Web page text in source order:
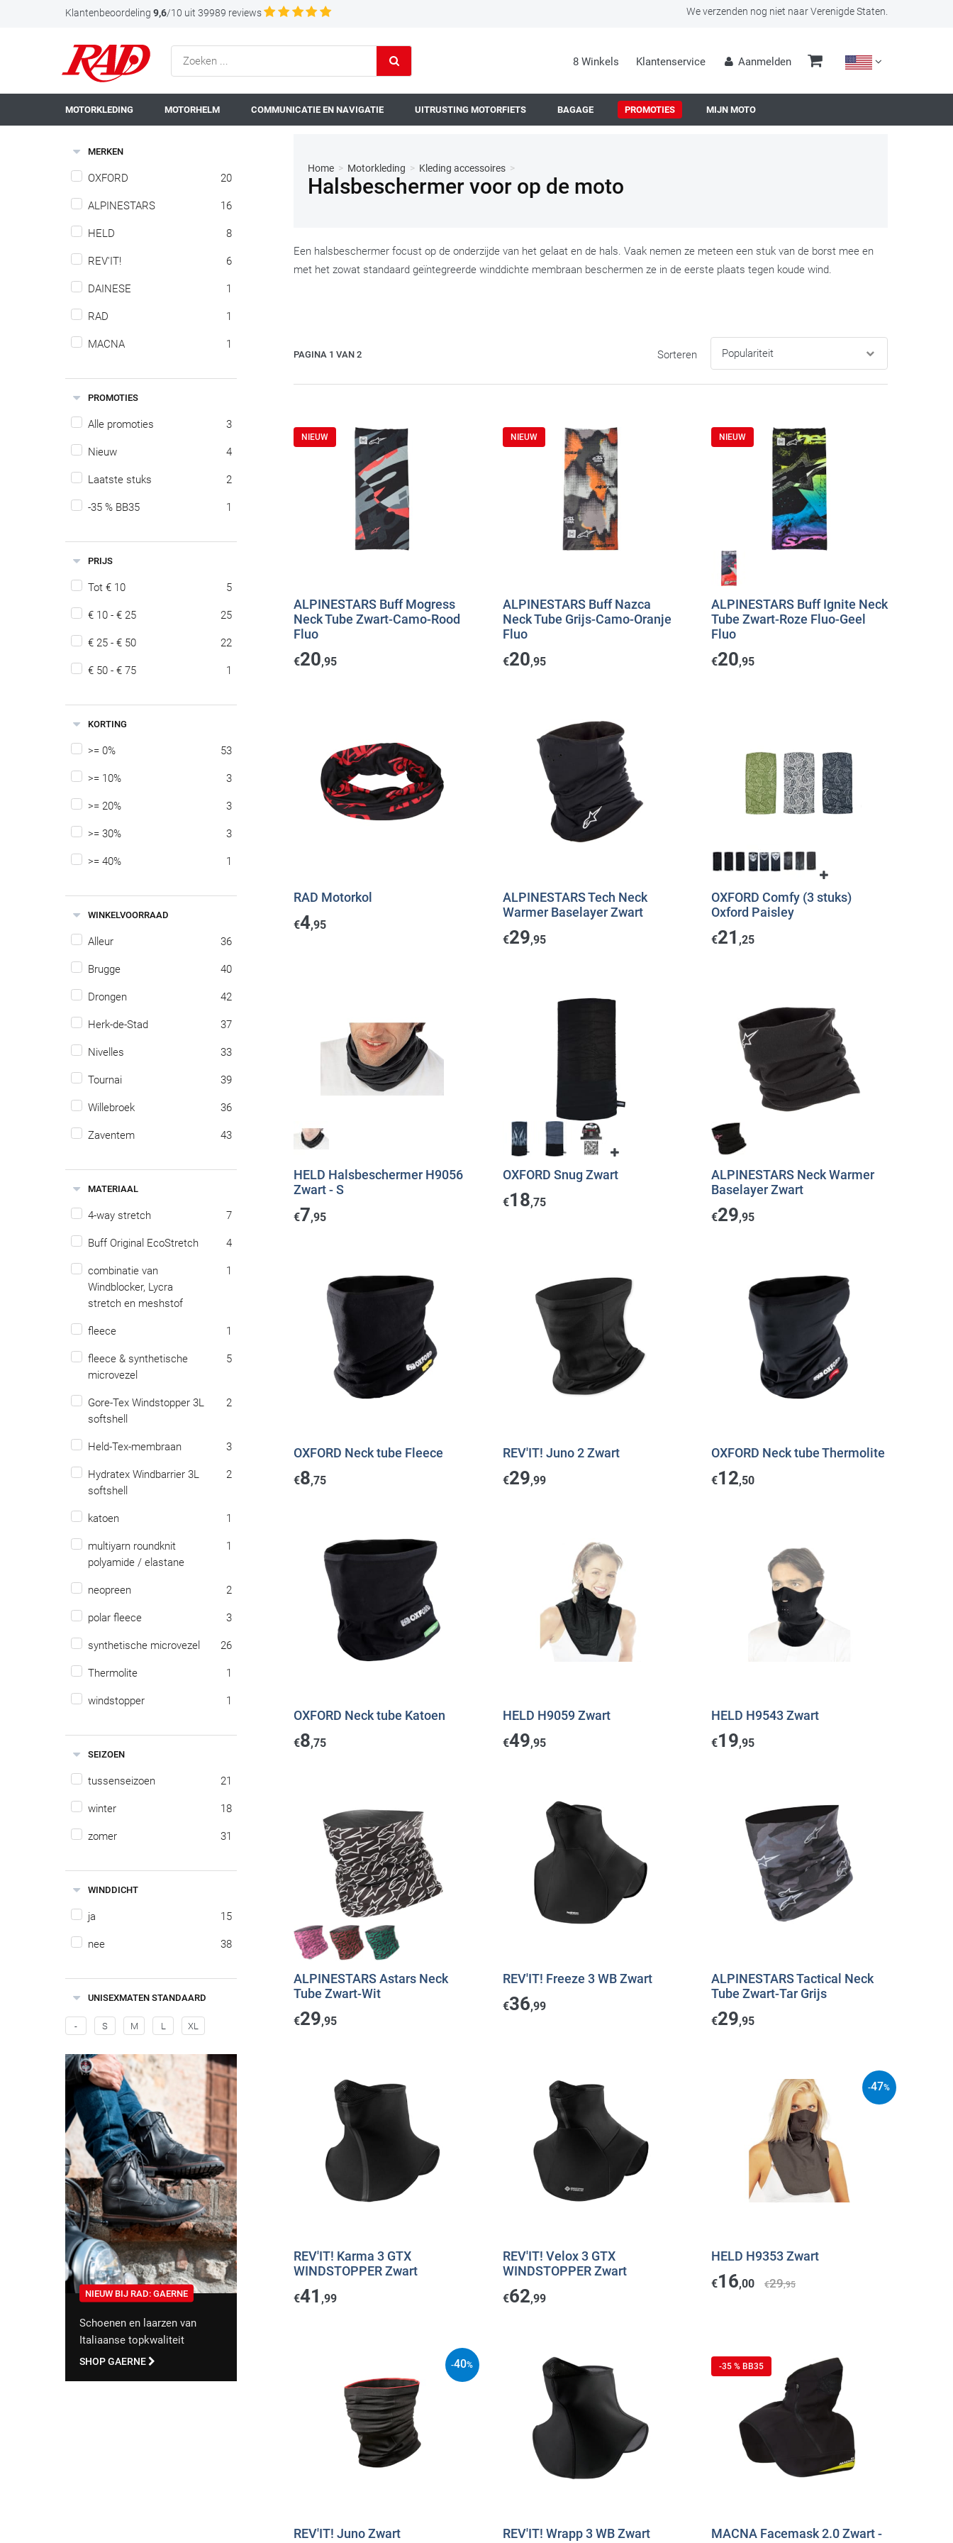
Klantenbeoordeling 9,6/10 uit 39989 reviews We verzenden nog niet naar Verenigde Staten.
8 Winkels Klantenservice Aanmelden
MOTORKLEDING MOTORHELM COMMUNICATIE EN NAVIGATIE UITRUSTING MOTORFIETS BAGAGE PROMOTIES MIJN MOTO
MERKEN
OXFORD 20
ALPINESTARS 16
HELD 8
REV'IT! 6
DAINESE 1
RAD 1
MACNA 1
PROMOTIES
Alle promoties 3
Nieuw 4
Laatste stuks 2
-35 % BB35 1
PRIJS
Tot € 10 5
€ 10 - € 25 25
€ 25 - € 50 22
€ 50 - € 75 1
KORTING
>= 0% 53
>= 10% 3
>= 20% 3
>= 30% 3
>= 40% 1
WINKELVOORRAAD
Alleur 36
Brugge 40
Drongen 42
Herk-de-Stad 37
Nivelles 33
Tournai 39
Willebroek 36
Zaventem 43
MATERIAAL
4-way stretch 7
Buff Original EcoStretch 4
combinatie van
Windblocker, Lycra
stretch en meshstof
1
fleece 1
fleece & synthetische
microvezel
5
Gore-Tex Windstopper 3L
softshell
2
Held-Tex-membraan 3
Hydratex Windbarrier 3L
softshell
2
katoen 1
multiyarn roundknit
polyamide / elastane
1
neopreen 2
polar fleece 3
synthetische microvezel 26
Thermolite 1
windstopper 1
SEIZOEN
tussenseizoen 21
winter 18
zomer 31
WINDDICHT
ja 15
nee 38
UNISEXMATEN STANDAARD
- S M L XL
NIEUW BIJ RAD: GAERNE
Schoenen en laarzen van
Italiaanse topkwaliteit
SHOP GAERNE
Home > Motorkleding > Kleding accessoires >
Halsbeschermer voor op de moto
Een halsbeschermer focust op de onderzijde van het gelaat en de hals. Vaak nemen ze meteen een stuk van de borst mee en
met het zowat standaard geïntegreerde winddichte membraan beschermen ze in de eerste plaats tegen koude wind.
PAGINA 1 VAN 2 Sorteren
NIEUW
ALPINESTARS Buff Mogress
Neck Tube Zwart-Camo-Rood
Fluo
€20,95
NIEUW
ALPINESTARS Buff Nazca
Neck Tube Grijs-Camo-Oranje
Fluo
€20,95
NIEUW
ALPINESTARS Buff Ignite Neck
Tube Zwart-Roze Fluo-Geel
Fluo
€20,95
RAD Motorkol
€4,95
ALPINESTARS Tech Neck
Warmer Baselayer Zwart
€29,95
OXFORD Comfy (3 stuks)
Oxford Paisley
€21 ,25
HELD Halsbeschermer H9056
Zwart - S
€7,95
OXFORD Snug Zwart
€18,75
ALPINESTARS Neck Warmer
Baselayer Zwart
€29,95
OXFORD Neck tube Fleece
€8,75
REV'IT! Juno 2 Zwart
€29,99
OXFORD Neck tube Thermolite
€12,50
OXFORD Neck tube Katoen
€8,75
HELD H9059 Zwart
€49,95
HELD H9543 Zwart
€19,95
ALPINESTARS Astars Neck
Tube Zwart-Wit
€29,95
REV'IT! Freeze 3 WB Zwart
€36,99
ALPINESTARS Tactical Neck
Tube Zwart-Tar Grijs
€29,95
REV'IT! Karma 3 GTX
WINDSTOPPER Zwart
€41 ,99
REV'IT! Velox 3 GTX
WINDSTOPPER Zwart
€62,99
HELD H9353 Zwart
€16,00 €29,95
-47%
REV'IT! Juno Zwart
-40%
REV'IT! Wrapp 3 WB Zwart
-35 % BB35
MACNA Facemask 2.0 Zwart -